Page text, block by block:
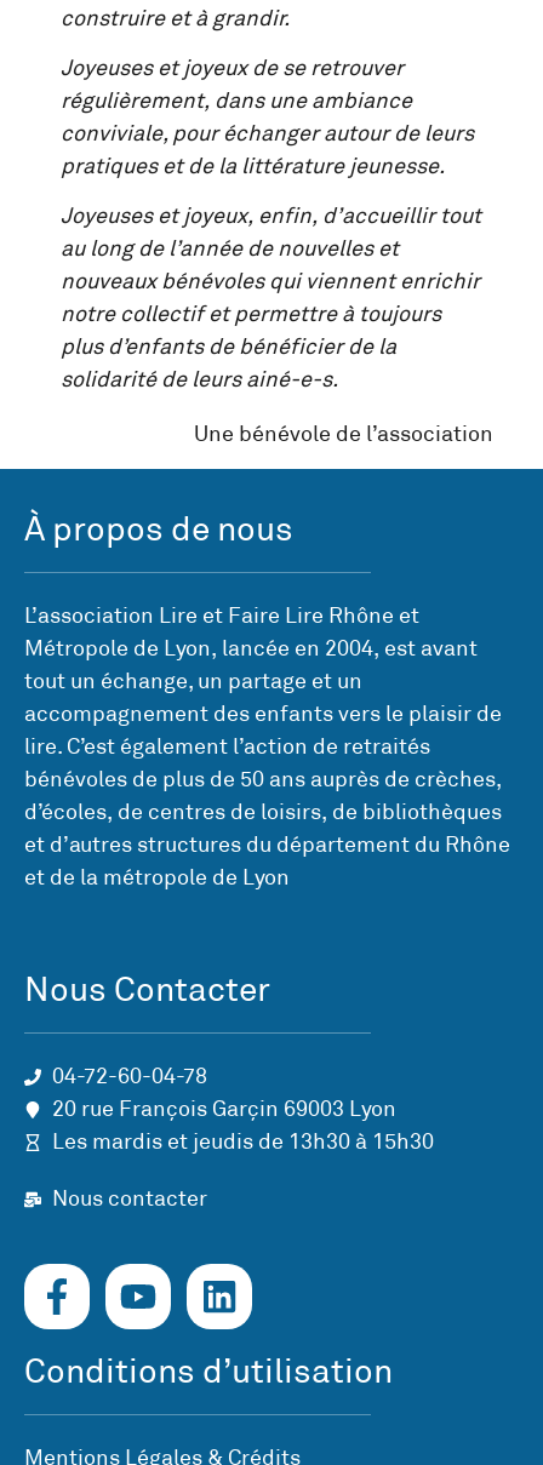
construire et à grandir.
Joyeuses et joyeux de se retrouver
régulièrement, dans une ambiance
conviviale, pour échanger autour de leurs
pratiques et de la littérature jeunesse.
Joyeuses et joyeux, enfin, d’accueillir tout
au long de l’année de nouvelles et
nouveaux bénévoles qui viennent enrichir
notre collectif et permettre à toujours
plus d’enfants de bénéficier de la
solidarité de leurs ainé-e-s.
Une bénévole de l’association
À propos de nous
L’association Lire et Faire Lire Rhône et
Métropole de Lyon, lancée en 2004, est avant
tout un échange, un partage et un
accompagnement des enfants vers le plaisir de
lire. C’est également l’action de retraités
bénévoles de plus de 50 ans auprès de crèches,
d’écoles, de centres de loisirs, de bibliothèques
et d’autres structures du département du Rhône
et de la métropole de Lyon
Nous Contacter
04-72-60-04-78
20 rue François Garçin 69003 Lyon
Les mardis et jeudis de 13h30 à 15h30
Nous contacter
Conditions d’utilisation
Mentions Légales & Crédits